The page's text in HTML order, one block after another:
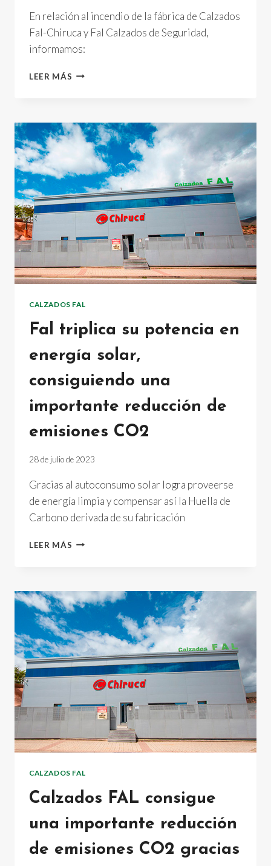
En relación al incendio de la fábrica de Calzados
Fal-Chiruca y Fal Calzados de Seguridad,
informamos:
LEER MÁS COMUNICADO
CALZADOS FAL
Fal triplica su potencia en
energía solar,
consiguiendo una
importante reducción de
emisiones CO2
28 de julio de 2023
Gracias al autoconsumo solar logra proveerse
de energía limpia y compensar así la Huella de
Carbono derivada de su fabricación
LEER MÁS FAL
EN
ENERGÍA
CONSIGUIENDO
UNA
IMPORTANTE
REDUCCIÓN
EMISIONES
CO2
CALZADOS FAL
Calzados FAL consigue
una importante reducción
de emisiones CO2 gracias